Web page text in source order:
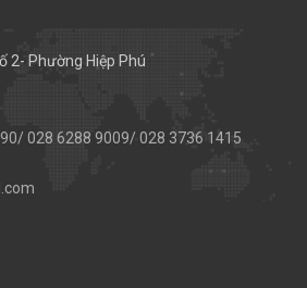
2- Phường Hiệp Phú
028 6288 9009/ 028 3736 1415